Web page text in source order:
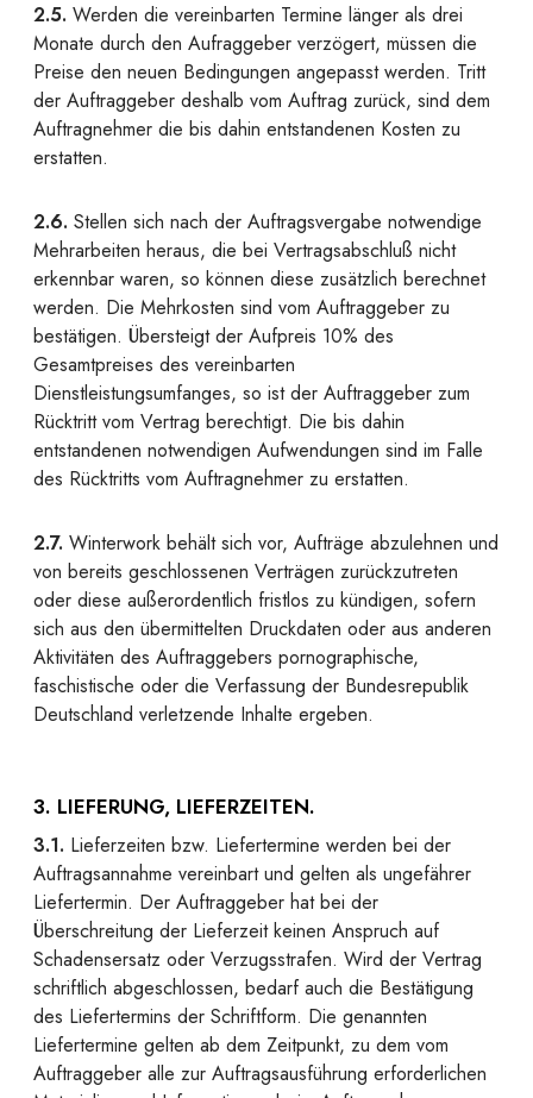
2.5. Werden die vereinbarten Termine länger als drei
Monate durch den Aufraggeber verzögert, müssen die
Preise den neuen Bedingungen angepasst werden. Tritt
der Auftraggeber deshalb vom Auftrag zurück, sind dem
Auftragnehmer die bis dahin entstandenen Kosten zu
erstatten.
2.6. Stellen sich nach der Auftragsvergabe notwendige
Mehrarbeiten heraus, die bei Vertragsabschluß nicht
erkennbar waren, so können diese zusätzlich berechnet
werden. Die Mehrkosten sind vom Auftraggeber zu
bestätigen. Übersteigt der Aufpreis 10% des
Gesamtpreises des vereinbarten
Dienstleistungsumfanges, so ist der Auftraggeber zum
Rücktritt vom Vertrag berechtigt. Die bis dahin
entstandenen notwendigen Aufwendungen sind im Falle
des Rücktritts vom Auftragnehmer zu erstatten.
2.7. Winterwork behält sich vor, Aufträge abzulehnen und
von bereits geschlossenen Verträgen zurückzutreten
oder diese außerordentlich fristlos zu kündigen, sofern
sich aus den übermittelten Druckdaten oder aus anderen
Aktivitäten des Auftraggebers pornographische,
faschistische oder die Verfassung der Bundesrepublik
Deutschland verletzende Inhalte ergeben.
3. LIEFERUNG, LIEFERZEITEN.
3.1. Lieferzeiten bzw. Liefertermine werden bei der
Auftragsannahme vereinbart und gelten als ungefährer
Liefertermin. Der Auftraggeber hat bei der
Überschreitung der Lieferzeit keinen Anspruch auf
Schadensersatz oder Verzugsstrafen. Wird der Vertrag
schriftlich abgeschlossen, bedarf auch die Bestätigung
des Liefertermins der Schriftform. Die genannten
Liefertermine gelten ab dem Zeitpunkt, zu dem vom
Auftraggeber alle zur Auftragsausführung erforderlichen